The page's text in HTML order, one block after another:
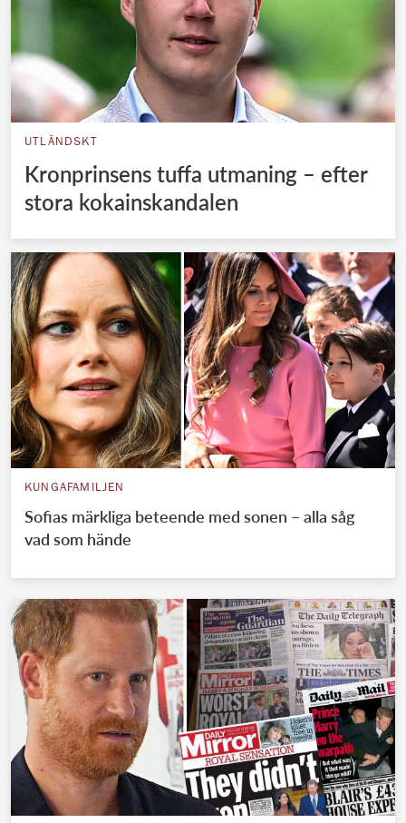
UTLÄNDSKT
Kronprinsens tuffa utmaning – efter
stora kokainskandalen
KUNGAFAMILJEN
Sofias märkliga beteende med sonen – alla såg
vad som hände